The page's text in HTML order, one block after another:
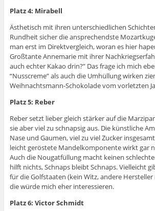
Platz 4: Mirabell
Ästhetisch mit ihren unterschiedlichen
Rundheit sicher die ansprechendste
man erst im Direktvergleich, woran es hier
Großtante Annemarie mit ihrer
auch echter Kakao drin?” Das frage ich mich
“Nusscreme” als auch die Umhüllung wirken
Weihnachtsmann-Schokolade vom vorletzten
Platz 5: Reber
Reber setzt lieber gleich stärker auf die
sie aber viel zu schnapsig aus. Die künstliche
Nase und Gaumen, viel zu viel Zucker
leicht geröstete Mandelkomponente wirkt gar
Auch die Nougatfüllung macht keinen
hilft nichts, Schnaps bleibt Schnaps. Vielleicht
für die Golfstaaten (kein Witz, andere Hersteller
die würde mich eher interessieren.
Platz 6: Victor Schmidt